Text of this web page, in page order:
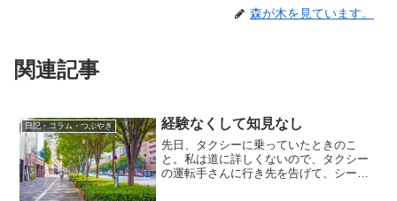
森が木を見ています。
関連記事
日記・コラム・つぶやき 経験なくして知見なし
先日、タクシーに乗っていたときのこ
と。私は道に詳しくないので、タクシー
の運転手さんに行き先を告げて、シート